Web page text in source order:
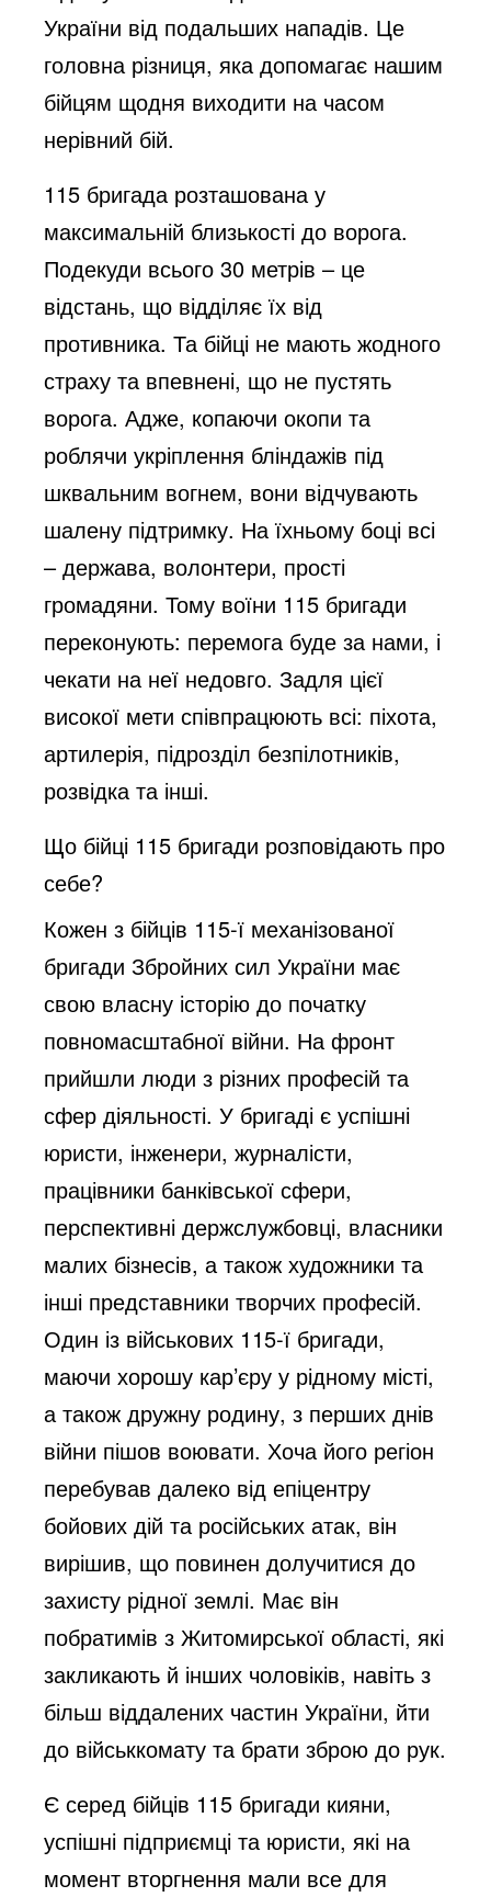
України від подальших нападів. Це
головна різниця, яка допомагає нашим
бійцям щодня виходити на часом
нерівний бій.
115 бригада розташована у
максимальній близькості до ворога.
Подекуди всього 30 метрів – це
відстань, що відділяє їх від
противника. Та бійці не мають жодного
страху та впевнені, що не пустять
ворога. Адже, копаючи окопи та
роблячи укріплення бліндажів під
шквальним вогнем, вони відчувають
шалену підтримку. На їхньому боці всі
– держава, волонтери, прості
громадяни. Тому воїни 115 бригади
переконують: перемога буде за нами, і
чекати на неї недовго. Задля цієї
високої мети співпрацюють всі: піхота,
артилерія, підрозділ безпілотників,
розвідка та інші.
Що бійці 115 бригади розповідають про
себе?
Кожен з бійців 115-ї механізованої
бригади Збройних сил України має
свою власну історію до початку
повномасштабної війни. На фронт
прийшли люди з різних професій та
сфер діяльності. У бригаді є успішні
юристи, інженери, журналісти,
працівники банківської сфери,
перспективні держслужбовці, власники
малих бізнесів, а також художники та
інші представники творчих професій.
Один із військових 115-ї бригади,
маючи хорошу кар’єру у рідному місті,
а також дружну родину, з перших днів
війни пішов воювати. Хоча його регіон
перебував далеко від епіцентру
бойових дій та російських атак, він
вирішив, що повинен долучитися до
захисту рідної землі. Має він
побратимів з Житомирської області, які
закликають й інших чоловіків, навіть з
більш віддалених частин України, йти
до військкомату та брати зброю до рук.
Є серед бійців 115 бригади кияни,
успішні підприємці та юристи, які на
момент вторгнення мали все для